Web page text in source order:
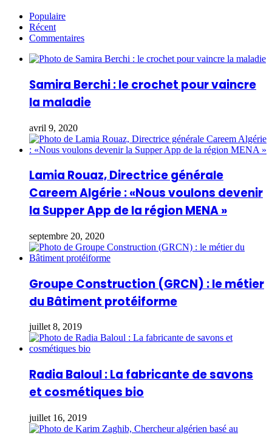
Populaire
Récent
Commentaires
Samira Berchi : le crochet pour vaincre
la maladie
avril 9, 2020
Lamia Rouaz, Directrice générale
Careem Algérie : «Nous voulons devenir
la Supper App de la région MENA »
septembre 20, 2020
Groupe Construction (GRCN) : le métier
du Bâtiment protéiforme
juillet 8, 2019
Radia Baloul : La fabricante de savons
et cosmétiques bio
juillet 16, 2019